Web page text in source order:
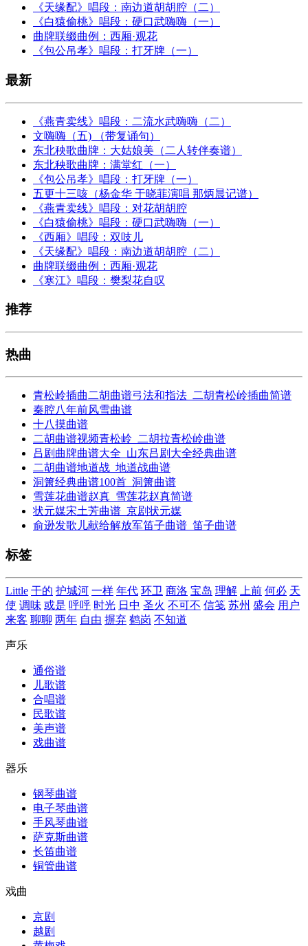
《天缘配》唱段：南边道胡胡腔（二）
《白猿偷桃》唱段：硬口武嗨嗨（一）
曲牌联缀曲例：西厢·观花
《包公吊孝》唱段：打牙牌（一）
最新
《燕青卖线》唱段：二流水武嗨嗨（二）
文嗨嗨（五) （带复诵句）
东北秧歌曲牌：大姑娘美（二人转伴奏谱）
东北秧歌曲牌：满堂红（一）
《包公吊孝》唱段：打牙牌（一）
五更十三咳（杨金华 于晓菲演唱 那炳晨记谱）
《燕青卖线》唱段：对花胡胡腔
《白猿偷桃》唱段：硬口武嗨嗨（一）
《西厢》唱段：双吱儿
《天缘配》唱段：南边道胡胡腔（二）
曲牌联缀曲例：西厢·观花
《寒江》唱段：樊梨花自叹
推荐
热曲
青松岭插曲二胡曲谱弓法和指法_二胡青松岭插曲简谱
秦腔八年前风雪曲谱
十八摸曲谱
二胡曲谱视频青松岭_二胡拉青松岭曲谱
吕剧曲牌曲谱大全_山东吕剧大全经典曲谱
二胡曲谱地道战_地道战曲谱
洞箫经典曲谱100首_洞箫曲谱
雪莲花曲谱赵真_雪莲花赵真简谱
状元媒宋土芳曲谱_京剧状元媒
俞逊发歌儿献给解放军笛子曲谱_笛子曲谱
标签
Little 干的 护城河 一样 年代 环卫 商洛 宝岛 理解 上前 何必 天
使 调味 或是 呼呼 时光 日中 圣火 不可不 信笺 苏州 盛会 用户
来客 聊聊 两年 自由 摒弃 鹤岗 不知道
声乐
通俗谱
儿歌谱
合唱谱
民歌谱
美声谱
戏曲谱
器乐
钢琴曲谱
电子琴曲谱
手风琴曲谱
萨克斯曲谱
长笛曲谱
铜管曲谱
戏曲
京剧
越剧